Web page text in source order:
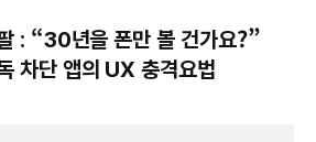
: “30년을 폰만 볼 건가요?”
차단 앱의 UX 충격요법